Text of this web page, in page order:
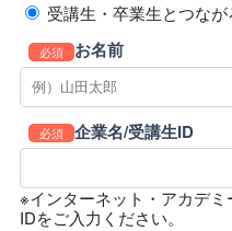
受講生・卒業生とつな
必須 お名前
必須 企業名/受講生ID
※インターネット・アカデ
IDをご入力ください。